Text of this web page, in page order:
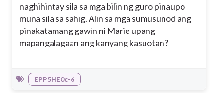
naghihintay sila sa mga bilin ng guro pinaupo
muna sila sa sahig. Alin sa mga sumusunod ang
pinakatamang gawin ni Marie upang
mapangalagaan ang kanyang kasuotan?
EPP5HE0c-6